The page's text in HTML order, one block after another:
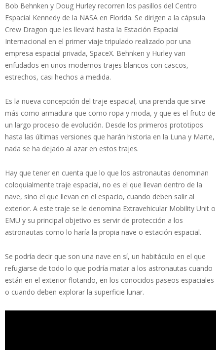
Bob Behnken y Doug Hurley recorren los pasillos del Centro
Espacial Kennedy de la NASA en Florida. Se dirigen a la cápsula
Crew Dragon que les llevará hasta la Estación Espacial
Internacional en el primer viaje tripulado realizado por una
empresa espacial privada, SpaceX. Behnken y Hurley van
enfudados en unos modernos trajes blancos con cascos,
estrechos, casi hechos a medida.
Es la nueva concepción del traje espacial, una prenda que sirve
más como armadura que como ropa y moda, y que es el fruto de
un largo proceso de evolución. Desde los primeros prototipos
hasta las últimas versiones que harán historia en la Luna y Marte,
nada se ha dejado al azar en estos trajes.
Hay que tener en cuenta que lo que los astronautas denominan
coloquialmente traje espacial, no es el que llevan dentro de la
nave, sino el que llevan en el espacio, cuando deben salir al
exterior. A este traje se le denomina Extravehicular Mobility Unit o
EMU y su principal objetivo es servir de protección a los
astronautas como lo haría la propia nave o estación espacial.
Se podría decir que son una nave en sí, un habitáculo en el que
refugiarse de todo lo que podría matar a los astronautas cuando
están en el exterior flotando, en los conocidos paseos espaciales
o cuando deben explorar la superficie lunar.